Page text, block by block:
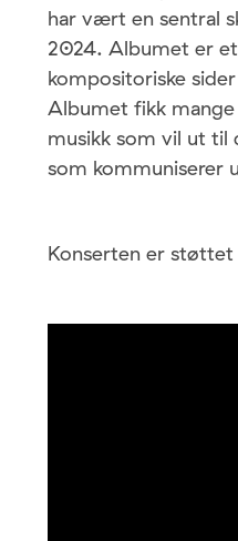
har vært en sentral
2024. Albumet er
kompositoriske
Albumet fikk
musikk som vil ut til
som kommuniserer
Konserten er